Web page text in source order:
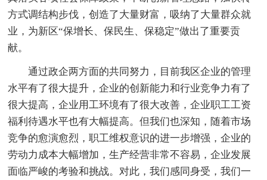
方式调结构步伐，创造了大量财富，吸纳了大量群众就
业，为新区“保增长、保民生、保稳定”做出了重要贡
献。
通过政企两方面的共同努力，目前我区企业的管理
水平有了很大提升，企业的创新能力和行业竞争力有了
很大提高，企业用工环境有了很大改善，企业职工工资
福利待遇水平也有大幅提高。但我们也深知，随着市场
竞争的愈演愈烈，职工维权意识的进一步增强，企业的
劳动力成本大幅增加，生产经营非常不容易，企业发展
面临严峻的考验和挑战。对此，我们感同身受，我们一